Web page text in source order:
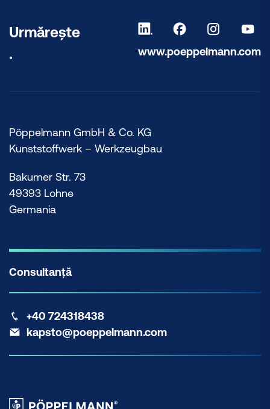
Urmărește
.
www.poeppelmann.com
Pöppelmann GmbH & Co. KG
Kunststoffwerk – Werkzeugbau
Bakumer Str. 73
49393 Lohne
Germania
Consultanță
+40 724318438
kapsto@poeppelmann.com